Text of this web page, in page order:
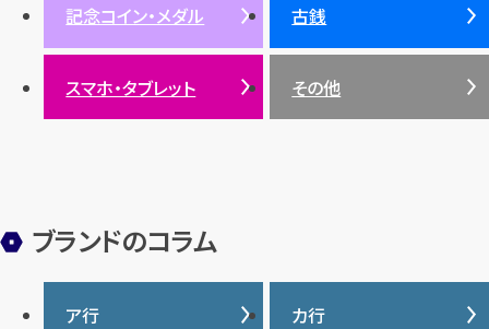
パール
サンゴ
ヒスイ
記念コイン・メダル 古銭
スマホ・タブレット その他
ブランドのコラム
ア行 カ行